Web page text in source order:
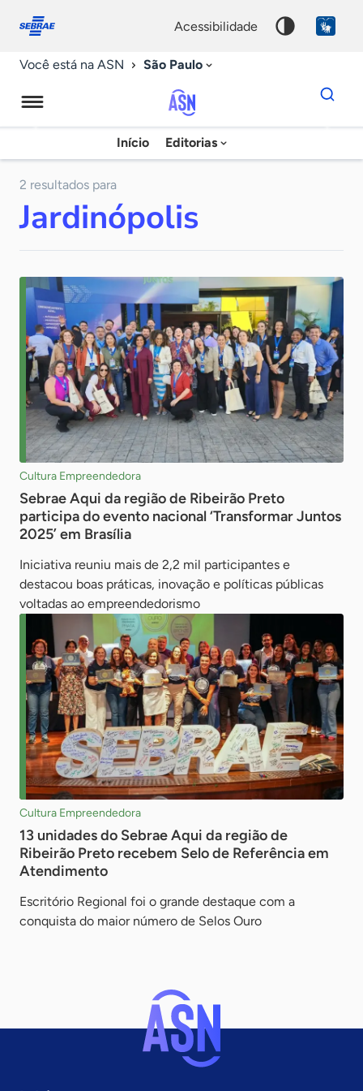
conosco
acessibilidade
Você está na ASN São Paulo
Agência
Sebrae
Notícias
Início Editorias
Dados
para
chave
2 resultados para
Jardinópolis
Cultura Empreendedora
Sebrae Aqui da região de Ribeirão Preto
participa do evento nacional ‘Transformar Juntos
2025’ em Brasília
Iniciativa reuniu mais de 2,2 mil participantes e
destacou boas práticas, inovação e políticas públicas
voltadas ao empreendedorismo
Cultura Empreendedora
13 unidades do Sebrae Aqui da região de
Ribeirão Preto recebem Selo de Referência em
Atendimento
Escritório Regional foi o grande destaque com a
conquista do maior número de Selos Ouro